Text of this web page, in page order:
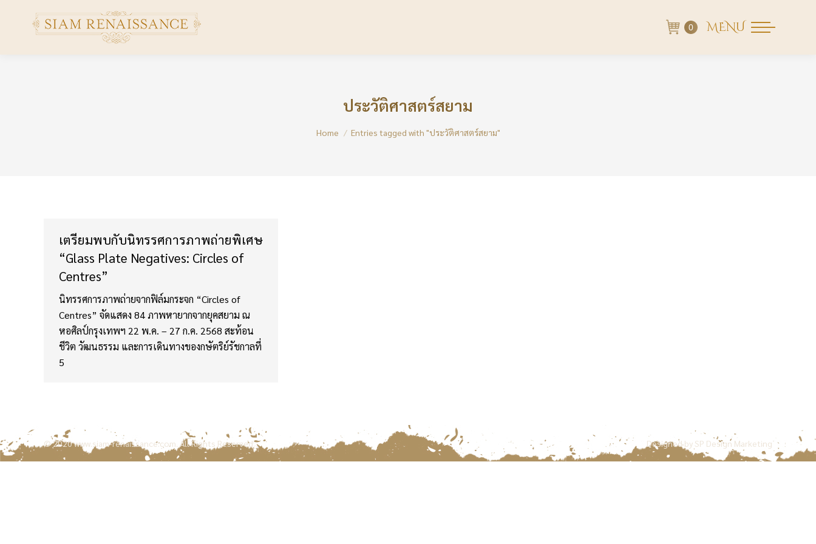
0 MENU
ประวัติศาสตร์สยาม
Home Entries tagged with "ประวัติศาสตร์สยาม"
เตรียมพบกับนิทรรศการภาพถ่ายพิเศษ
“Glass Plate Negatives: Circles of
Centres”
นิทรรศการภาพถ่ายจากฟิล์มกระจก “Circles of
Centres” จัดแสดง 84 ภาพหายากจากยุคสยาม ณ
หอศิลป์กรุงเทพฯ 22 พ.ค. – 27 ก.ค. 2568 สะท้อน
ชีวิต วัฒนธรรม และการเดินทางของกษัตริย์รัชกาลที่
5
© 2020www.siam-renaissance.com . All Rights Reserved. Designed by SP Design Marketing